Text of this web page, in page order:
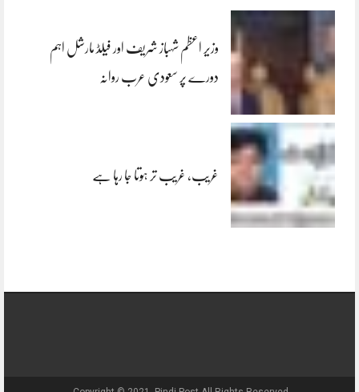
وزیر اعظم شہباز شریف اور فیلڈ مارشل اہم
دورے پر سعودی عرب روانہ
غریب، غریب تر ہوتا جا رہا ہے